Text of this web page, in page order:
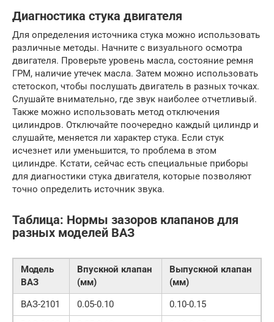
Диагностика стука двигателя
Для определения источника стука можно использовать
различные методы. Начните с визуального осмотра
двигателя. Проверьте уровень масла, состояние ремня
ГРМ, наличие утечек масла. Затем можно использовать
стетоскоп, чтобы послушать двигатель в разных точках.
Слушайте внимательно, где звук наиболее отчетливый.
Также можно использовать метод отключения
цилиндров. Отключайте поочередно каждый цилиндр и
слушайте, меняется ли характер стука. Если стук
исчезнет или уменьшится, то проблема в этом
цилиндре. Кстати, сейчас есть специальные приборы
для диагностики стука двигателя, которые позволяют
точно определить источник звука.
Таблица: Нормы зазоров клапанов для
разных моделей ВАЗ
Модель
ВАЗ
Впускной клапан
(мм)
Выпускной клапан
(мм)
ВАЗ-2101
0.05-0.10
0.10-0.15